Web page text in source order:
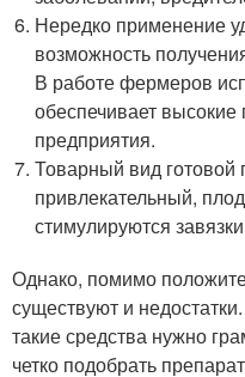
Нередко применение
возможность
В работе фермеров
обеспечивает
предприятия.
Товарный вид готовой
привлекательный,
стимулируются
Однако, помимо
существуют и
такие средства нужно
четко подобрать